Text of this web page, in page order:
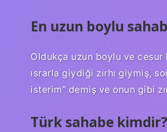
En uzun boylu
Oldukça uzun boylu ve cesur
ısrarla giydiği zırhı giymiş,
isterim” demiş ve onun gibi
Türk sahabe kimdir?